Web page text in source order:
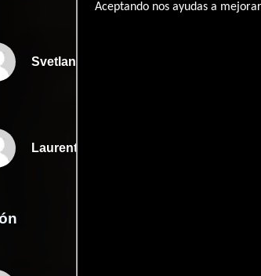
Aceptando nos ayudas a
Svetlana Rodina
Laurent Stoop